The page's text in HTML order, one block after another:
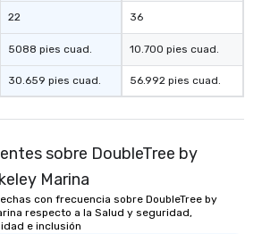
22
5088 pies cuad.
30.659 pies cuad.
36
10.700 pies cuad.
56.992 pies cuad.
sobre DoubleTree by
Marina
con frecuencia sobre DoubleTree by
respecto a la Salud y seguridad,
e inclusión